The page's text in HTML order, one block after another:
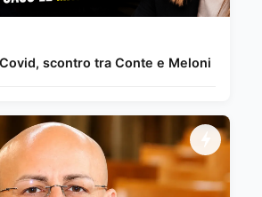
scontro tra Conte e Meloni